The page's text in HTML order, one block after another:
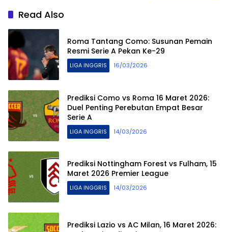
Read Also
Roma Tantang Como: Susunan Pemain
Resmi Serie A Pekan Ke-29
LIGA INGGRIS 16/03/2026
Prediksi Como vs Roma 16 Maret 2026:
Duel Penting Perebutan Empat Besar
Serie A
LIGA INGGRIS 14/03/2026
Prediksi Nottingham Forest vs Fulham, 15
Maret 2026 Premier League
LIGA INGGRIS 14/03/2026
Prediksi Lazio vs AC Milan, 16 Maret 2026: